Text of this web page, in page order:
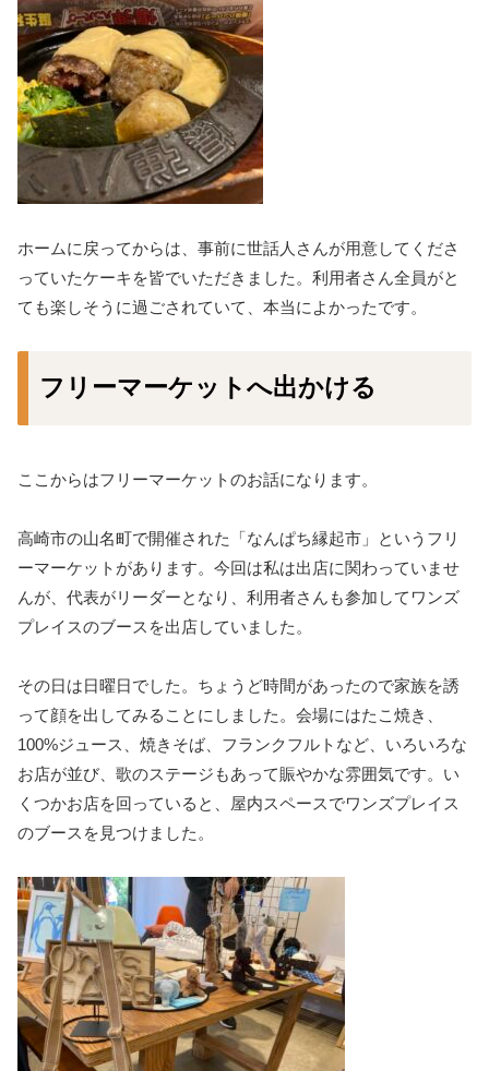
ホームに戻ってからは、事前に世話人さんが用意してくださ
っていたケーキを皆でいただきました。利用者さん全員がと
ても楽しそうに過ごされていて、本当によかったです。
フリーマーケットへ出かける
ここからはフリーマーケットのお話になります。
高崎市の山名町で開催された「なんぱち縁起市」というフリ
ーマーケットがあります。今回は私は出店に関わっていませ
んが、代表がリーダーとなり、利用者さんも参加してワンズ
プレイスのブースを出店していました。
その日は日曜日でした。ちょうど時間があったので家族を誘
って顔を出してみることにしました。会場にはたこ焼き、
100%ジュース、焼きそば、フランクフルトなど、いろいろな
お店が並び、歌のステージもあって賑やかな雰囲気です。い
くつかお店を回っていると、屋内スペースでワンズプレイス
のブースを見つけました。